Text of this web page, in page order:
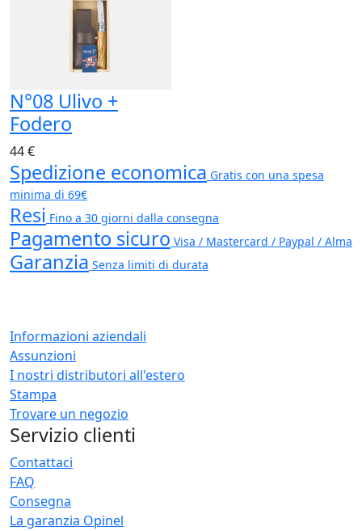
N°08 Ulivo +
Fodero
44 €
Spedizione economica Gratis con una spesa
minima di 69€
Resi Fino a 30 giorni dalla consegna
Pagamento sicuro Visa / Mastercard / Paypal / Alma
Garanzia Senza limiti di durata
Informazioni aziendali
Assunzioni
I nostri distributori all'estero
Stampa
Trovare un negozio
Servizio clienti
Contattaci
FAQ
Consegna
La garanzia Opinel